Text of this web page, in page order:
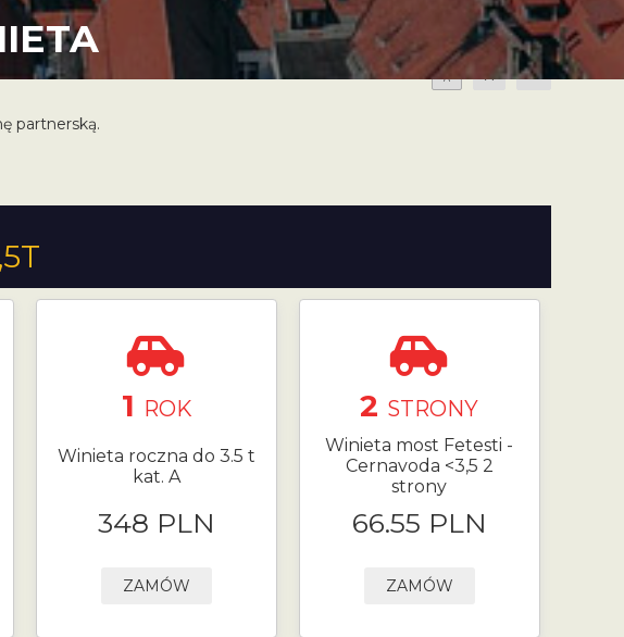
A A A
partnerską.
1 ROK
Winieta roczna do 3.5 t
kat. A
348 PLN
ZAMÓW
2 STRONY
Winieta most Fetesti -
Cernavoda <3,5 2
strony
66.55 PLN
ZAMÓW